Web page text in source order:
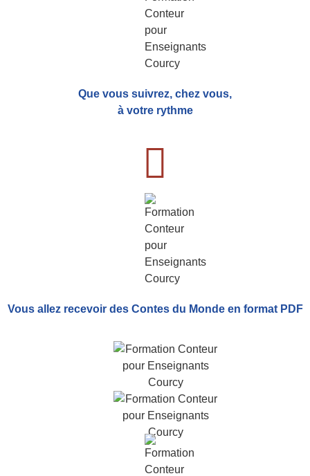
Que vous suivrez, chez vous,
à votre rythme
Vous allez recevoir des Contes du Monde en format PDF